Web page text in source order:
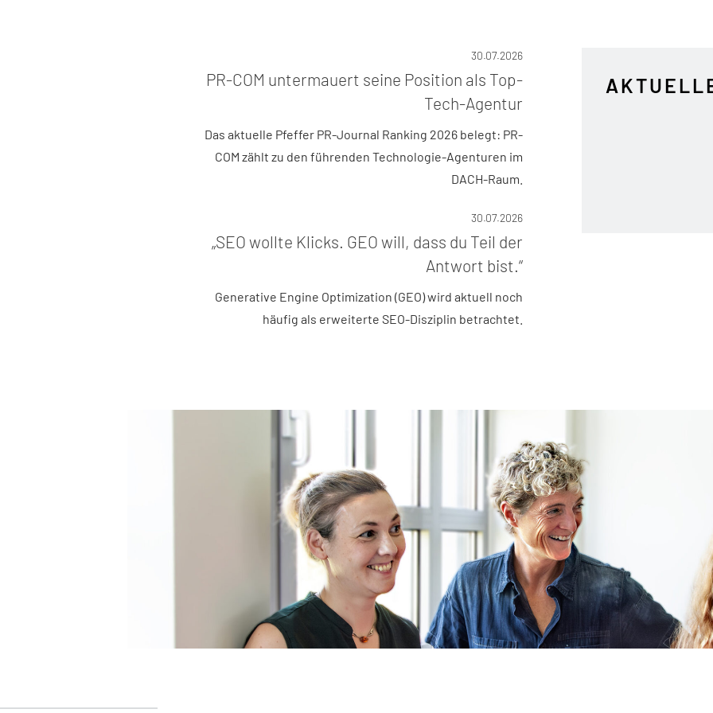
30.07.2026
PR-COM untermauert seine Position als Top-
Tech-Agentur
Das aktuelle Pfeffer PR-Journal Ranking 2026 belegt: PR-
COM zählt zu den führenden Technologie-Agenturen im
DACH-Raum.
30.07.2026
„SEO wollte Klicks. GEO will, dass du Teil der
Antwort bist.“
Generative Engine Optimization (GEO) wird aktuell noch
häufig als erweiterte SEO-Disziplin betrachtet.